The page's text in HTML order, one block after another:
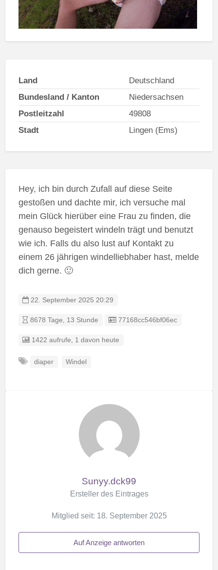
Land
Deutschland
Bundesland / Kanton
Niedersachsen
Postleitzahl
49808
Stadt
Lingen (Ems)
Hey, ich bin durch Zufall auf diese Seite
gestoßen und dachte mir, ich versuche mal
mein Glück hierüber eine Frau zu finden, die
genauso begeistert windeln trägt und benutzt
wie ich. Falls du also lust auf Kontakt zu
einem 26 jährigen windelliebhaber hast, melde
dich gerne. 🙂
22. September 2025 20:29
8678 Tage, 13 Stunde Listing ID
77168cc546bf06ec
1422 aufrufe, 1 davon heute
diaper Windel
Sunyy.dck99
Ersteller des Eintrages
Mitglied seit: 18. September 2025
Auf Anzeige antworten